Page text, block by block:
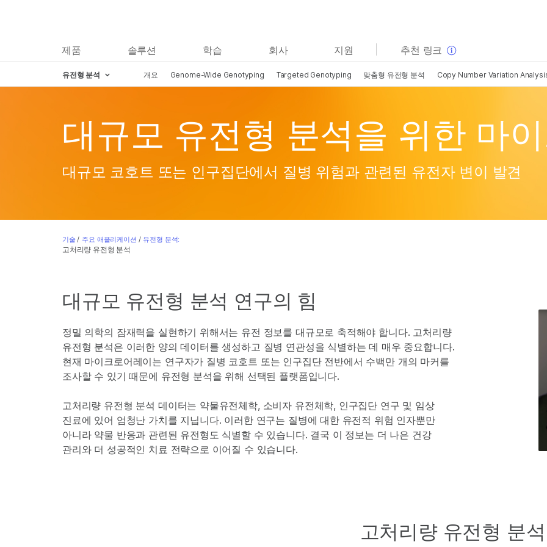
제품 솔루션 학습 회사 지원 추천 링크
유전형 분석 개요 Genome-Wide Genotyping Targeted Genotyping 맞춤형 유전형 분석 Copy Number Variation
고처리량 유전형 분석
대규모 유전형 분석을 위한 마
대규모 코호트 또는 인구집단에서 질병 위험과 관련된 유전자 변이 발견
기술 / 주요 애플리케이션 / 유전형 분석:
대규모 유전형 분석 연구의 힘
정밀 의학의 잠재력을 실현하기 위해서는 유전 정보를 대규모로 축적해야 합니다. 고처리량
유전형 분석은 이러한 양의 데이터를 생성하고 질병 연관성을 식별하는 데 매우 중요합니다.
현재 마이크로어레이는 연구자가 질병 코호트 또는 인구집단 전반에서 수백만 개의 마커를
조사할 수 있기 때문에 유전형 분석을 위해 선택된 플랫폼입니다.
고처리량 유전형 분석 데이터는 약물유전체학, 소비자 유전체학, 인구집단 연구 및 임상
진료에 있어 엄청난 가치를 지닙니다. 이러한 연구는 질병에 대한 유전적 위험 인자뿐만
아니라 약물 반응과 관련된 유전형도 식별할 수 있습니다. 결국 이 정보는 더 나은 건강
관리와 더 성공적인 치료 전략으로 이어질 수 있습니다.
고처리량 유전형 분
보다 관련성이 높은 콘텐츠를 확인하실 수 있습니다. 주요
관심 분야를 선택해 주세요:
암 연구
복합 질환 연구
임상 종양학 연구